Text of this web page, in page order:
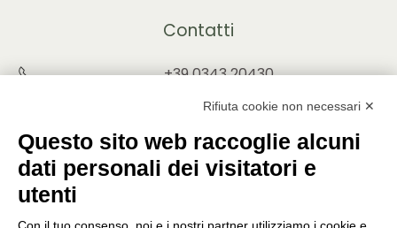
Contatti
+39 0343 20430
INFO@PUNTOVERDEPRATA.IT
Rifiuta cookie non necessari ✕
Questo sito web raccoglie alcuni
dati personali dei visitatori e
utenti